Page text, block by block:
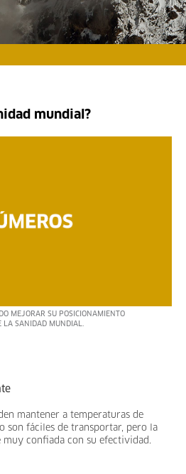
mundial?
MEJORAR SU POSICIONAMIENTO
LA SANIDAD MUNDIAL.
mantener a temperaturas de
son fáciles de transportar, pero la
muy confiada con su efectividad.